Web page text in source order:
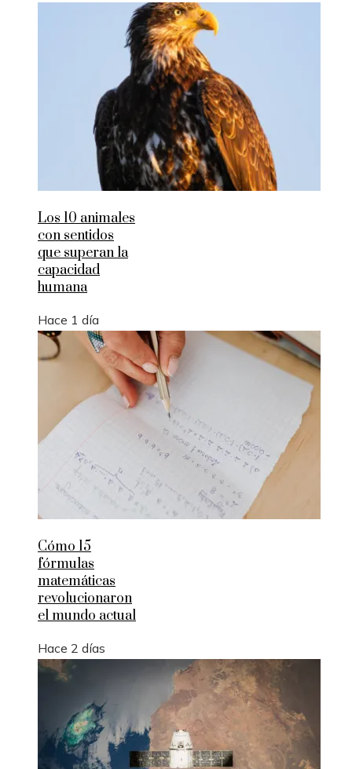
Los 10 animales
con sentidos
que superan la
capacidad
humana
Hace 1 día
Cómo 15
fórmulas
matemáticas
revolucionaron
el mundo actual
Hace 2 días